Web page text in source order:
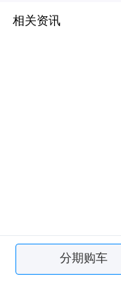
相关资讯
分期购车